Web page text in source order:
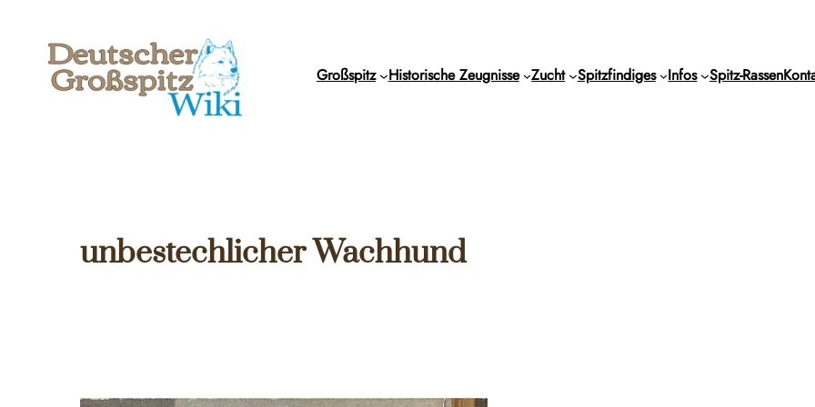
Inhalt
springen
Großspitz Historische Zeugnisse Zucht Spitzfindiges Infos Spitz-Rassen
unbestechlicher Wachhund